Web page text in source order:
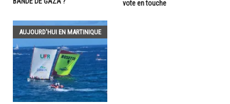
vote en touche
AUJOURD'HUI EN MARTINIQUE